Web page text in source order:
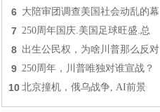
6 大陪审团调查美国社会动乱的幕
7 250周年国庆.美国足球旺盛.总
8 出生公民权，为啥川普那么反对
9 250周年，川普唯独对谁宣战？
10 北京撞机，俄乌战争, AI前景